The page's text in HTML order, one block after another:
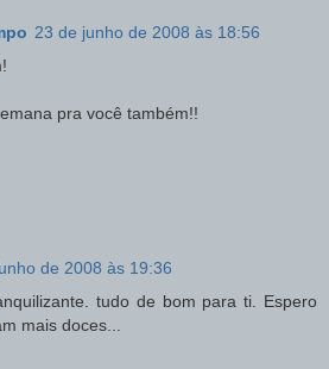
23 de junho de 2008 às 18:56
pra você também!!
de 2008 às 19:36
tudo de bom para ti. Espero
mais doces...